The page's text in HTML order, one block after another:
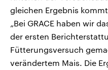
gleichen Ergebnis
„Bei GRACE haben wir
der ersten
Fütterungsversuch
verändertem Mais. Die